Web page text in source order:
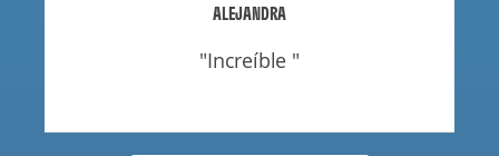
ALEJANDRA
"increíble "